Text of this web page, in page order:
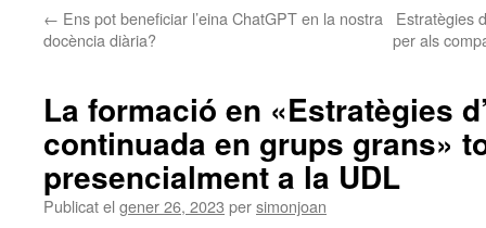
← Ens pot beneficiar l’eina ChatGPT en la nostra
docència diària?
Estratègies
per als
La formació en «Estratègies
continuada en grups grans»
presencialment a la UDL
Publicat el gener 26, 2023 persimonjoan